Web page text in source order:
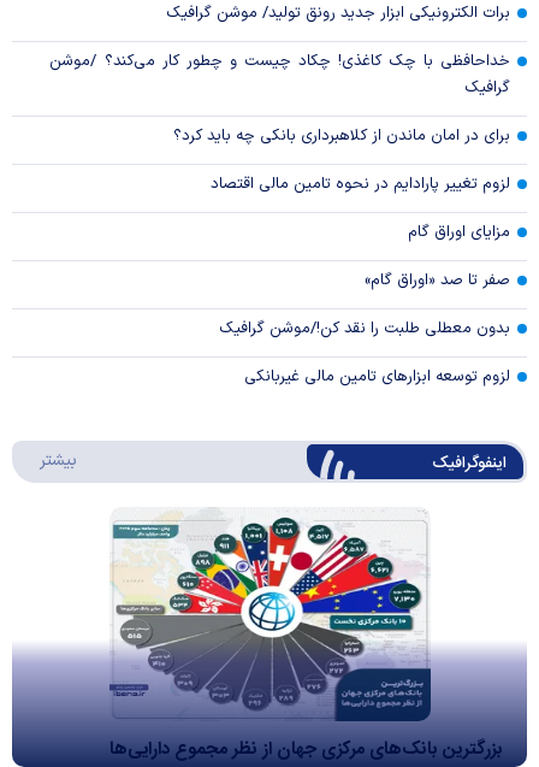
برات الکترونیکی ابزار جدید رونق تولید/ موشن گرافیک
خداحافظی با چک کاغذی! چکاد چیست و چطور کار می‌کند؟ /موشن
گرافیک
برای در امان ماندن از کلاهبرداری بانکی چه باید کرد؟
لزوم تغییر پارادایم در نحوه تامین مالی اقتصاد
مزایای اوراق گام
صفر تا صد «اوراق گام»
بدون معطلی طلبت را نقد کن!/موشن گرافیک
لزوم توسعه ابزارهای تامین مالی غیربانکی
اینفوگرافیک بیشتر
بزرگترین بانک‌های مرکزی جهان از نظر مجموع دارایی‌ها